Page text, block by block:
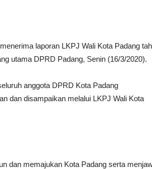
laporan LKPJ Wali Kota Padang
utama DPRD Padang, Senin (16/3/2020).
anggota DPRD Kota Padang
dan disampaikan melalui LKPJ Wali Kota
dan memajukan Kota Padang serta